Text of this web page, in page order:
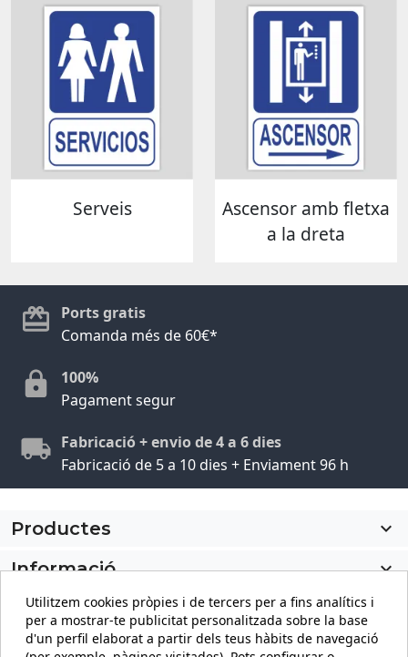
Serveis
Ascensor amb fletxa
a la dreta
Ports gratis
Comanda més de 60€*
100%
Pagament segur
Fabricació + envio de 4 a 6 dies
Fabricació de 5 a 10 dies + Enviament 96 h
Productes

Informació

El meu compte
Informació sobre la botiga
keyboard_arrow_down
Utilitzem cookies pròpies i de tercers per a fins analítics i
per a mostrar-te publicitat personalitzada sobre la base
d'un perfil elaborat a partir dels teus hàbits de navegació